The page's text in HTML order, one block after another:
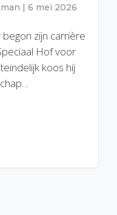
| 6 mei 2026
begon zijn carrière
Hof voor
koos hij